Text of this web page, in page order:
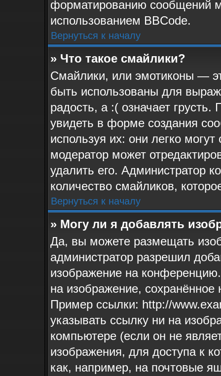
форматированию сообщений
использованием BBCode.
Вернуться к началу
» Что такое смайлики?
Смайлики, или эмотиконы —
быть использованы для
радость, а :( означает
увидеть в форме создания
используя их: они легко
модератор может
удалить его. Администратор
количество смайликов,
Вернуться к началу
» Могу ли я добавлять
Да, вы можете размещать
администратор разрешил
изображение на
на изображение,
Пример ссылки: http://
указывать ссылку ни на
компьютере (если он не
изображения, для доступа к
как, например, на почтовые